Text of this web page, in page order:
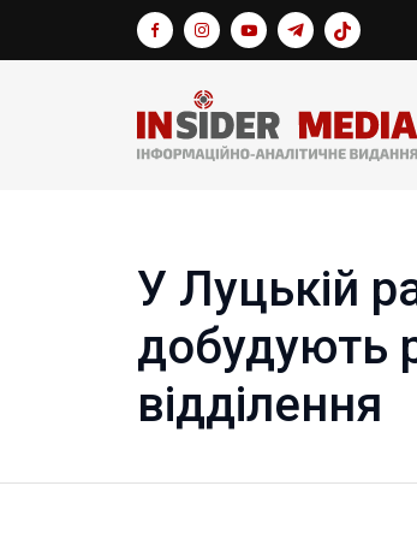
У Луцькій
добудують
відділення